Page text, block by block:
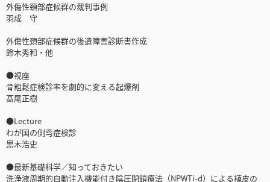
外傷性頚部症候群の裁判事例
羽成 守
外傷性頚部症候群の後遺障害診断書作成
鈴木秀和・他
●視座
骨粗鬆症検診率を劇的に変える起爆剤
髙尾正樹
●Lecture
わが国の側弯症検診
黒木浩史
●最新基礎科学／知っておきたい
洗浄液周期的自動注入機能付き陰圧閉鎖療法（NPWTi-d）による植皮の